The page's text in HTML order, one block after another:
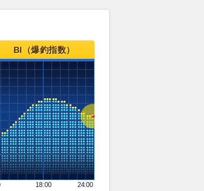
BI（爆釣指数）
18:00 24:00